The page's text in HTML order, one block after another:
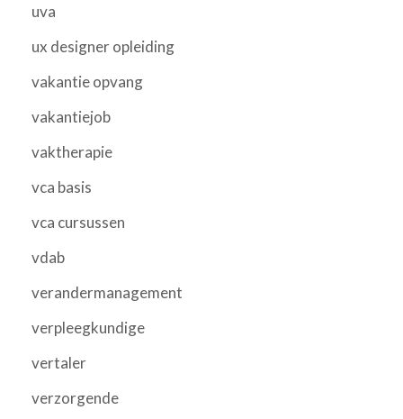
uva
ux designer opleiding
vakantie opvang
vakantiejob
vaktherapie
vca basis
vca cursussen
vdab
verandermanagement
verpleegkundige
vertaler
verzorgende